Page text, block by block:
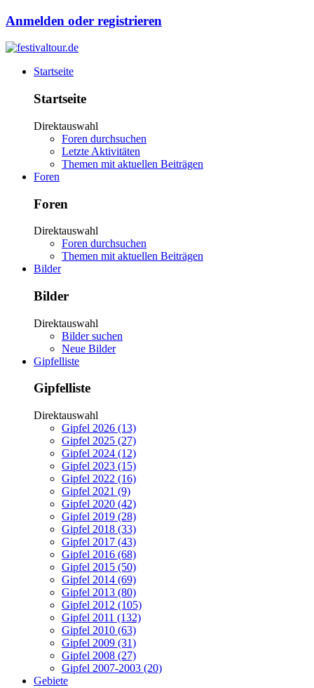
Anmelden oder registrieren
Startseite
Startseite
Direktauswahl
Foren durchsuchen
Letzte Aktivitäten
Themen mit aktuellen Beiträgen
Foren
Foren
Direktauswahl
Foren durchsuchen
Themen mit aktuellen Beiträgen
Bilder
Bilder
Direktauswahl
Bilder suchen
Neue Bilder
Gipfelliste
Gipfelliste
Direktauswahl
Gipfel 2026 (13)
Gipfel 2025 (27)
Gipfel 2024 (12)
Gipfel 2023 (15)
Gipfel 2022 (16)
Gipfel 2021 (9)
Gipfel 2020 (42)
Gipfel 2019 (28)
Gipfel 2018 (33)
Gipfel 2017 (43)
Gipfel 2016 (68)
Gipfel 2015 (50)
Gipfel 2014 (69)
Gipfel 2013 (80)
Gipfel 2012 (105)
Gipfel 2011 (132)
Gipfel 2010 (63)
Gipfel 2009 (31)
Gipfel 2008 (27)
Gipfel 2007-2003 (20)
Gebiete